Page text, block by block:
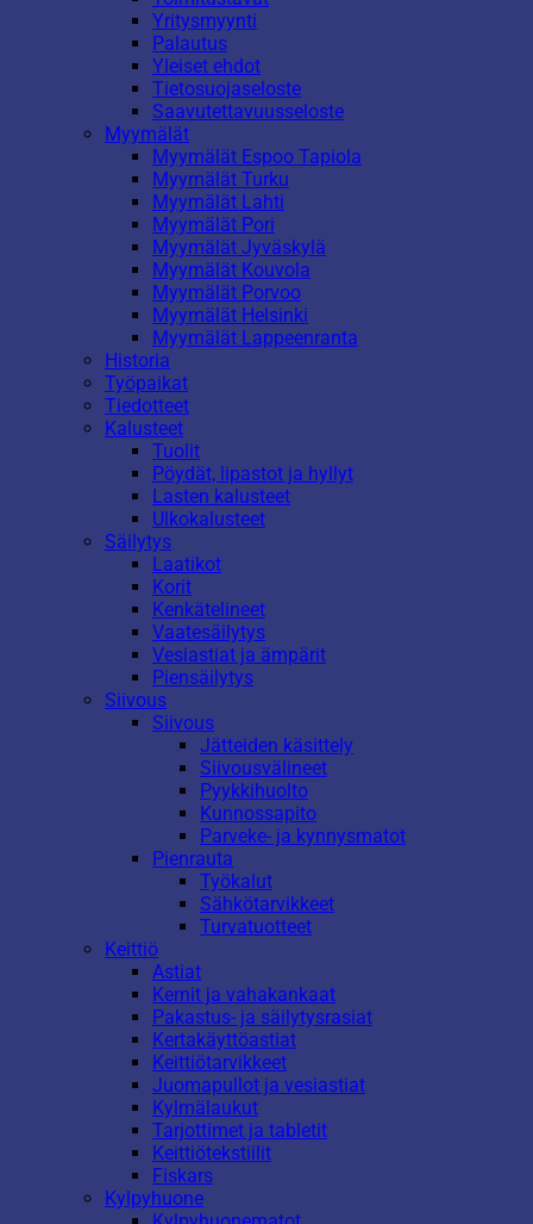
Yritysmyynti
Palautus
Yleiset ehdot
Tietosuojaseloste
Saavutettavuusseloste
Myymälät
Myymälät Espoo Tapiola
Myymälät Turku
Myymälät Lahti
Myymälät Pori
Myymälät Jyväskylä
Myymälät Kouvola
Myymälät Porvoo
Myymälät Helsinki
Myymälät Lappeenranta
Historia
Työpaikat
Tiedotteet
Kalusteet
Tuolit
Pöydät, lipastot ja hyllyt
Lasten kalusteet
Ulkokalusteet
Säilytys
Laatikot
Korit
Kenkätelineet
Vaatesäilytys
Vesiastiat ja ämpärit
Piensäilytys
Siivous
Siivous
Jätteiden käsittely
Siivousvälineet
Pyykkihuolto
Kunnossapito
Parveke- ja kynnysmatot
Pienrauta
Työkalut
Sähkötarvikkeet
Turvatuotteet
Keittiö
Astiat
Kernit ja vahakankaat
Pakastus- ja säilytysrasiat
Kertakäyttöastiat
Keittiötarvikkeet
Juomapullot ja vesiastiat
Kylmälaukut
Tarjottimet ja tabletit
Keittiötekstiilit
Fiskars
Kylpyhuone